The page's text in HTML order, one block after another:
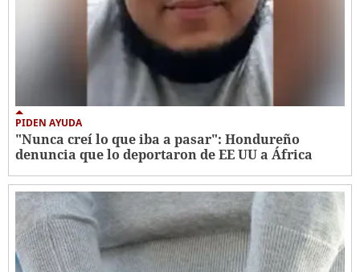
PIDEN AYUDA
"Nunca creí lo que iba a pasar": Hondureño
denuncia que lo deportaron de EE UU a África